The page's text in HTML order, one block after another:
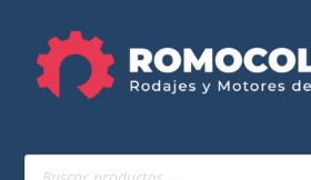
Búsqueda